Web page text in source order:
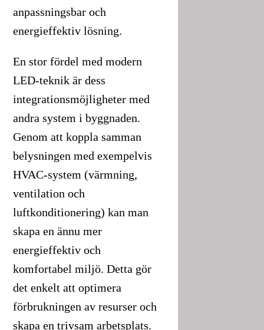
anpassningsbar och
energieffektiv lösning.
En stor fördel med modern
LED-teknik är dess
integrationsmöjligheter med
andra system i byggnaden.
Genom att koppla samman
belysningen med exempelvis
HVAC-system (värmning,
ventilation och
luftkonditionering) kan man
skapa en ännu mer
energieffektiv och
komfortabel miljö. Detta gör
det enkelt att optimera
förbrukningen av resurser och
skapa en trivsam arbetsplats.